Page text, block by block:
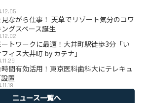
ながら仕事！ 天草でリゾート気分のコワ
グスペース誕生
ートワークに最適！大井町駅徒歩3分「い
ィス大井町 by カテナ」
時間有効活用！東京医科歯科大にテレキュ
置
ニュース一覧へ